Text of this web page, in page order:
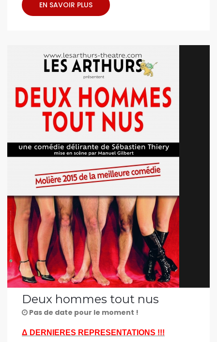
EN SAVOIR PLUS
Deux hommes tout nus
Pas de date pour le moment !
Δ DERNIERES REPRESENTATIONS !!!